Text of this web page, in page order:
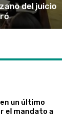
del juicio
un último
el mandato a